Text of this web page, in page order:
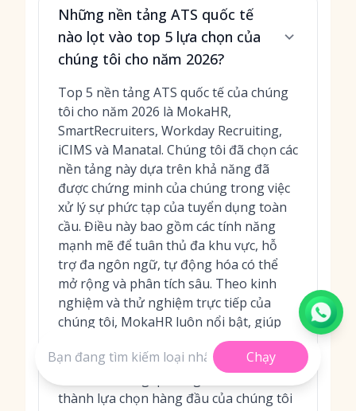
Những nền tảng ATS quốc tế
nào lọt vào top 5 lựa chọn của
chúng tôi cho năm 2026?
Top 5 nền tảng ATS quốc tế của chúng
tôi cho năm 2026 là MokaHR,
SmartRecruiters, Workday Recruiting,
iCIMS và Manatal. Chúng tôi đã chọn các
nền tảng này dựa trên khả năng đã
được chứng minh của chúng trong việc
xử lý sự phức tạp của tuyển dụng toàn
cầu. Điều này bao gồm các tính năng
mạnh mẽ để tuân thủ đa khu vực, hỗ
trợ đa ngôn ngữ, tự động hóa có thể
mở rộng và phân tích sâu. Theo kinh
nghiệm và thử nghiệm trực tiếp của
chúng tôi, MokaHR luôn nổi bật, giúp
sàng lọc ứng viên nhanh hơn tới 3 lần
với độ chính xác 87% và phản hồi nhanh
thành lựa chọn hàng đầu của chúng tôi
Chạy